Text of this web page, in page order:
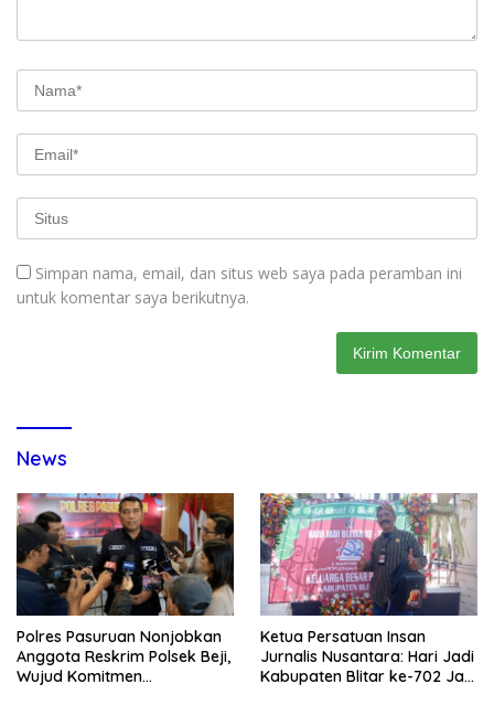
Simpan nama, email, dan situs web saya pada peramban ini
untuk komentar saya berikutnya.
News
Polres Pasuruan Nonjobkan
Anggota Reskrim Polsek Beji,
Wujud Komitmen
Ketua Persatuan Insan
Jurnalis Nusantara: Hari Jadi
Kabupaten Blitar ke-702 Jadi